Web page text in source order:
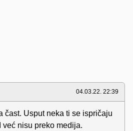
04.03.22. 22:39
čast. Usput neka ti se ispričaju
nisu preko medija.